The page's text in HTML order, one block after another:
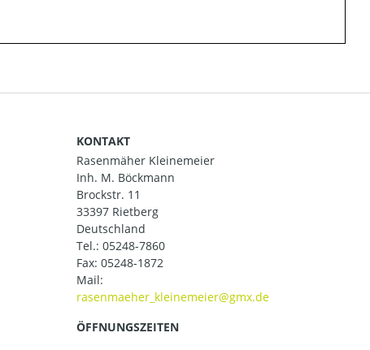
KONTAKT
Rasenmäher Kleinemeier
Inh. M. Böckmann
Brockstr. 11
33397 Rietberg
Deutschland
Tel.: 05248-7860
Fax: 05248-1872
Mail:
ÖFFNUNGSZEITEN